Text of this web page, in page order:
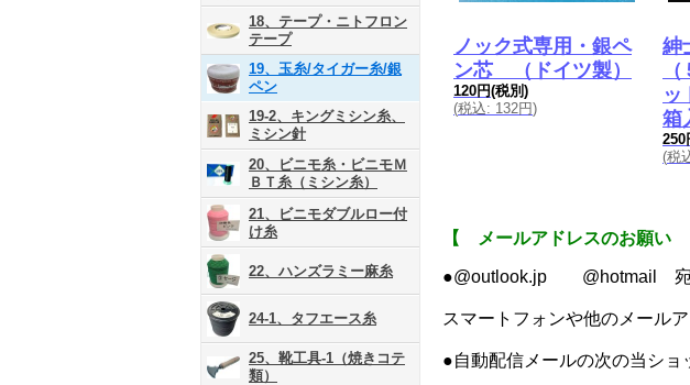
18、テープ・ニトフロン
テープ
19、玉糸/タイガー糸/銀
ペン
19-2、キングミシン糸、
ミシン針
20、ビニモ糸・ビニモＭ
ＢＴ糸（ミシン糸）
21、ビニモダブルロー付
け糸
22、ハンズラミー麻糸
24-1、タフエース糸
25、靴工具-1（焼きコテ
類）
ノック式専用・銀ペ
ン芯 （ドイツ製）
120円(税別)
(税込: 132円)
紳
ッ
箱
250
(税
【 メールアドレスのお願い
●@outlook.jp @hotmail 宛て
スマートフォンや他のメール
●自動配信メールの次の当ショ